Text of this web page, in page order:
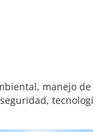
manejo